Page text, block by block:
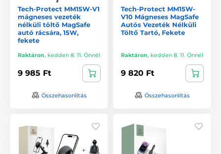
Tech-Protect MM15W-V1
mágneses vezeték
nélküli töltő MagSafe
autó rácsára, 15W,
fekete
Raktáron, kedden 8. 11. Önnél
9 985 Ft
Összehasonlítás
Tech-Protect MM15W-
V10 Mágneses MagSafe
Autós Vezeték Nélküli
Töltő Tartó, Fekete
Raktáron, kedden 8. 11. Önnél
9 820 Ft
Összehasonlítás